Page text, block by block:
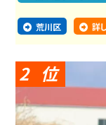
荒川区 詳
2